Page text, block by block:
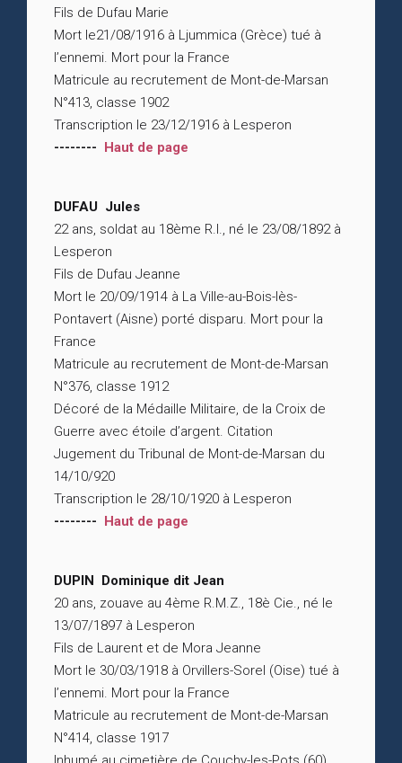
Fils de Dufau Marie
Mort le21/08/1916 à Ljummica (Grèce) tué à
l’ennemi. Mort pour la France
Matricule au recrutement de Mont-de-Marsan
N°413, classe 1902
Transcription le 23/12/1916 à Lesperon
-------- Haut de page
DUFAU Jules
22 ans, soldat au 18ème R.I., né le 23/08/1892 à
Lesperon
Fils de Dufau Jeanne
Mort le 20/09/1914 à La Ville-au-Bois-lès-
Pontavert (Aisne) porté disparu. Mort pour la
France
Matricule au recrutement de Mont-de-Marsan
N°376, classe 1912
Décoré de la Médaille Militaire, de la Croix de
Guerre avec étoile d’argent. Citation
Jugement du Tribunal de Mont-de-Marsan du
14/10/920
Transcription le 28/10/1920 à Lesperon
-------- Haut de page
DUPIN Dominique dit Jean
20 ans, zouave au 4ème R.M.Z., 18è Cie., né le
13/07/1897 à Lesperon
Fils de Laurent et de Mora Jeanne
Mort le 30/03/1918 à Orvillers-Sorel (Oise) tué à
l’ennemi. Mort pour la France
Matricule au recrutement de Mont-de-Marsan
N°414, classe 1917